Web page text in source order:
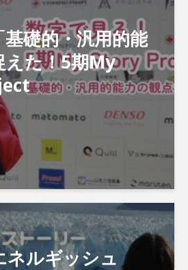
礎的・汎用的能
えた！5期My
ネルギッシュ